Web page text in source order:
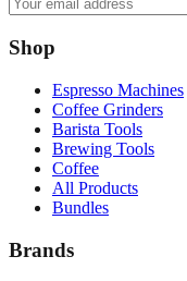
Shop
Espresso Machines
Coffee Grinders
Barista Tools
Brewing Tools
Coffee
All Products
Bundles
Brands